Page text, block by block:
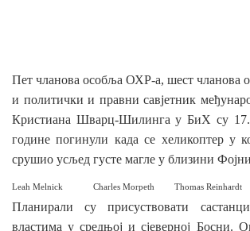
Пет чланова особља ОХР-а, шест чланова
и политички и правни савјетник
Кристиана Шварц-Шилинга у БиХ су 17.
године погинули када се хеликоптер у
срушио усљед густе магле у близини
Leah Melnick Charles Morpeth Thomas Reinhardt
Планирали су присуствовати
властима у средњој и сјеверној Босни.